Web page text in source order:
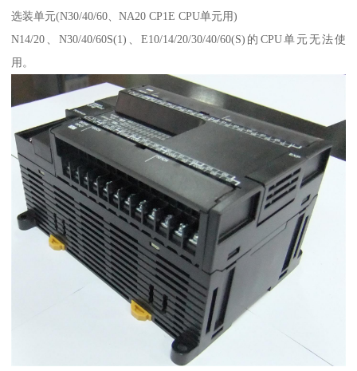
选装单元(N30/40/60、NA20 CP1E CPU单元用)
N14/20、N30/40/60S(1)、E10/14/20/30/40/60(S)的CPU单元无法使
用。